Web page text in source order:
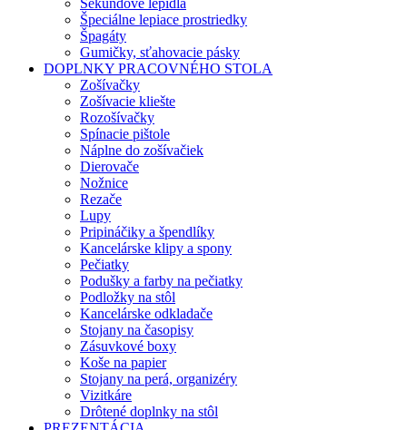
Sekundové lepidlá
Špeciálne lepiace prostriedky
Špagáty
Gumičky, sťahovacie pásky
DOPLNKY PRACOVNÉHO STOLA
Zošívačky
Zošívacie kliešte
Rozošívačky
Spínacie pištole
Náplne do zošívačiek
Dierovače
Nožnice
Rezače
Lupy
Pripináčiky a špendlíky
Kancelárske klipy a spony
Pečiatky
Podušky a farby na pečiatky
Podložky na stôl
Kancelárske odkladače
Stojany na časopisy
Zásuvkové boxy
Koše na papier
Stojany na perá, organizéry
Vizitkáre
Drôtené doplnky na stôl